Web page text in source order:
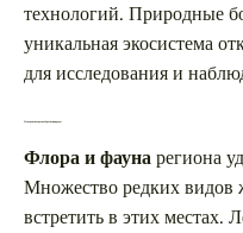
технологий. Природные
уникальная экосистема
для исследования и
Невероятное разнообразие природы
Флора и фаунарегиона
Множество редких
встретить в этих местах.